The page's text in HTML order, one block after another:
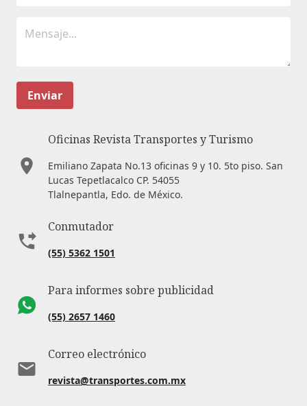
Enviar
Oficinas Revista Transportes y Turismo
Emiliano Zapata No.13 oficinas 9 y 10. 5to piso. San
Lucas Tepetlacalco CP. 54055
Tlalnepantla, Edo. de México.
Conmutador
(55) 5362 1501
Para informes sobre publicidad
(55) 2657 1460
Correo electrónico
revista@transportes.com.mx